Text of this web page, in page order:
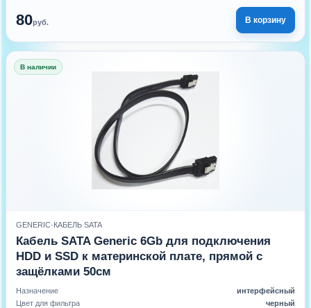
80руб. В корзину
В наличии
GENERIC·КАБЕЛЬ SATA
Кабель SATA Generic 6Gb для подключения
HDD и SSD к материнской плате, прямой с
защёлками 50см
Назначение
интерфейсный
Цвет для фильтра
черный